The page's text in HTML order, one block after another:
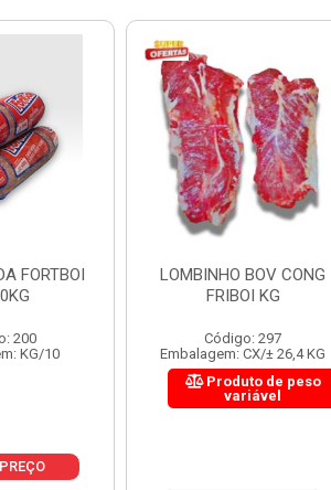
CONG
KG
297
± 26,4 KG
FIGADO BOV CONG FRIBOI
KG
Código: 222
Embalagem: CX/± 30,12 KG
Produto de peso
variável